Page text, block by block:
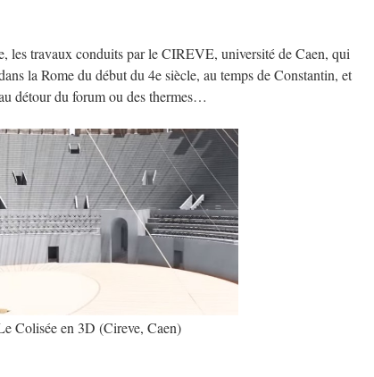
les travaux conduits par le CIREVE, université de Caen, qui
la Rome du début du 4e siècle, au temps de Constantin, et
détour du forum ou des thermes…
Colisée en 3D (Cireve, Caen)